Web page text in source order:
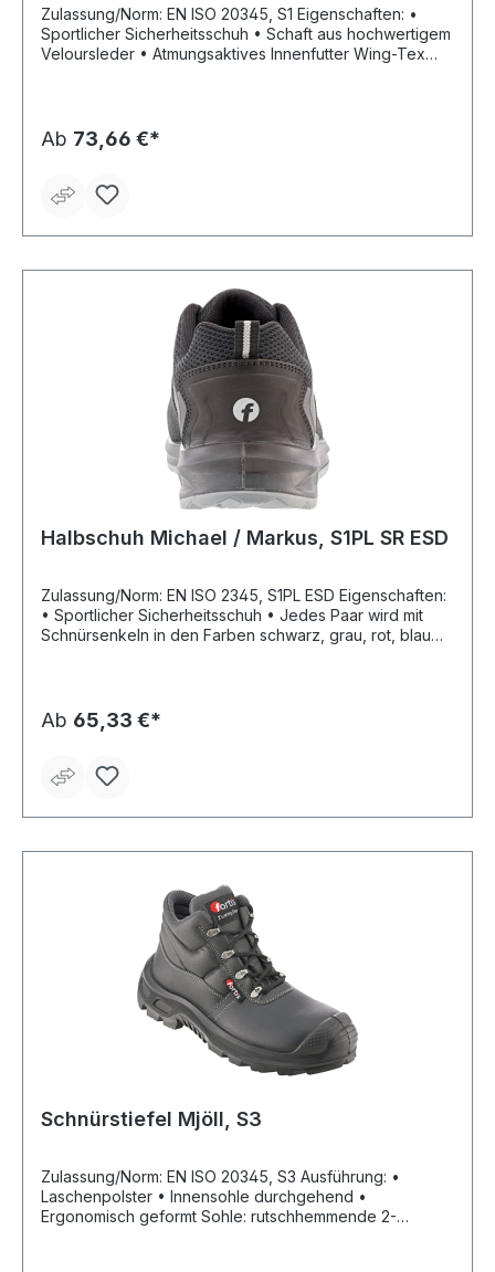
Zulassung/Norm: EN ISO 20345, S1 Eigenschaften: •
Sportlicher Sicherheitsschuh • Schaft aus hochwertigem
Veloursleder • Atmungsaktives Innenfutter Wing-Tex
Ab 73,66 €*
Halbschuh Michael / Markus, S1PL SR ESD
Zulassung/Norm: EN ISO 2345, S1PL ESD Eigenschaften:
• Sportlicher Sicherheitsschuh • Jedes Paar wird mit
Schnürsenkeln in den Farben schwarz, grau, rot, blau
atmungsaktives Innenfutter Sicherheit: Kevlar-
Durchtrittsohle und Aluminiumzehenschutzkappe
Ab 65,33 €*
Schnürstiefel Mjöll, S3
Zulassung/Norm: EN ISO 20345, S3 Ausführung: •
Laschenpolster • Innensohle durchgehend •
Ergonomisch geformt Sohle: rutschhemmende 2-